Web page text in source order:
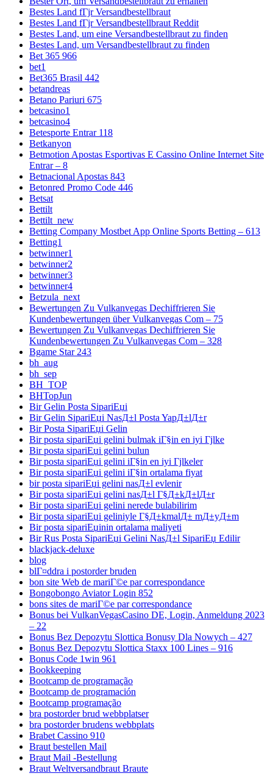
Bestes Land fГјr Versandbestellbraut
Bestes Land fГјr Versandbestellbraut Reddit
Bestes Land, um eine Versandbestellbraut zu finden
Bestes Land, um Versandbestellbraut zu finden
Bet 365 966
bet1
Bet365 Brasil 442
betandreas
Betano Pariuri 675
betcasino1
betcasino4
Betesporte Entrar 118
Betkanyon
Betmotion Apostas Esportivas E Cassino Online Internet Site
Entrar – 8
Betnacional Apostas 843
Betonred Promo Code 446
Betsat
Bettilt
Bettilt_new
Betting Company Mostbet App Online Sports Betting – 613
Betting1
betwinner1
betwinner2
betwinner3
betwinner4
Betzula_next
Bewertungen Zu Vulkanvegas Dechiffrieren Sie
Kundenbewertungen über Vulkanvegas Com – 75
Bewertungen Zu Vulkanvegas Dechiffrieren Sie
Kundenbewertungen Zu Vulkanvegas Com – 328
Bgame Star 243
bh_aug
bh_sep
BH_TOP
BHTopJun
Bir Gelin Posta SipariЕџi
Bir Gelin SipariЕџi NasД±l Posta YapД±lД±r
Bir Posta SipariЕџi Gelin
Bir posta sipariЕџi gelini bulmak iГ§in en iyi Гјlke
Bir posta sipariЕџi gelini bulun
Bir posta sipariЕџi gelini iГ§in en iyi Гјlkeler
Bir posta sipariЕџi gelini iГ§in ortalama fiyat
bir posta sipariЕџi gelini nasД±l evlenir
Bir posta sipariЕџi gelini nasД±l Г§Д±kД±lД±r
Bir posta sipariЕџi gelini nerede bulabilirim
Bir posta sipariЕџi geliniyle Г§Д±kmalД± mД±yД±m
Bir posta sipariЕџinin ortalama maliyeti
Bir Rus Posta SipariЕџi Gelini NasД±l SipariЕџ Edilir
blackjack-deluxe
blog
blГ¤ddra i postorder bruden
bon site Web de mariГ©e par correspondance
Bongobongo Aviator Login 852
bons sites de mariГ©e par correspondance
Bonus bei VulkanVegasCasino DE, Login, Anmeldung 2023
– 22
Bonus Bez Depozytu Slottica Bonusy Dla Nowych – 427
Bonus Bez Depozytu Slottica Staxx 100 Lines – 916
Bonus Code 1win 961
Bookkeeping
Bootcamp de programação
Bootcamp de programación
Bootcamp programação
bra postorder brud webbplatser
bra postorder brudens webbplats
Brabet Cassino 910
Braut bestellen Mail
Braut Mail -Bestellung
Braut Weltversandbraut Braute